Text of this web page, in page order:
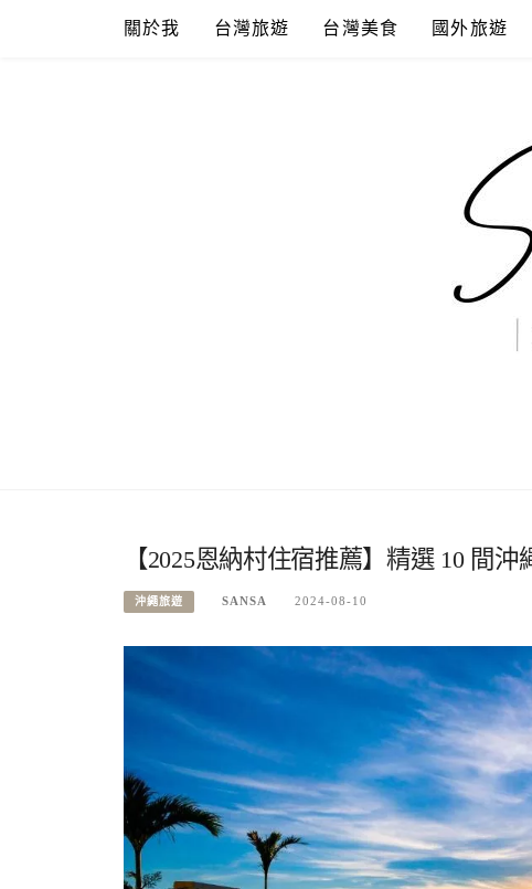
關於我 台灣旅遊 台灣美食 國外旅遊
【2025恩納村住宿推薦】精選 10 間
沖繩旅遊 SANSA 2024-08-10